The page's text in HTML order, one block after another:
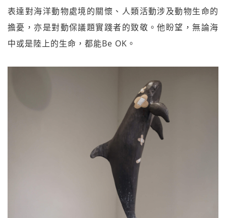
表達對海洋動物處境的關懷、人類活動涉及動物生命的
擔憂，亦是對動保議題實踐者的致敬。他盼望，無論海
中或是陸上的生命，都能Be OK。